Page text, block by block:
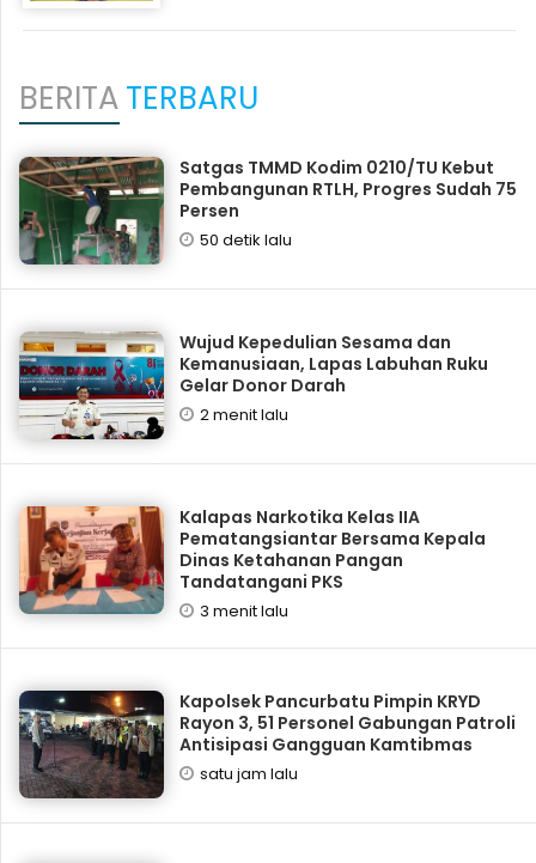
BERITATERBARU
Satgas TMMD Kodim 0210/TU Kebut
Pembangunan RTLH, Progres Sudah 75
Persen
50 detik lalu
Wujud Kepedulian Sesama dan
Kemanusiaan, Lapas Labuhan Ruku
Gelar Donor Darah
2 menit lalu
Kalapas Narkotika Kelas IIA
Pematangsiantar Bersama Kepala
Dinas Ketahanan Pangan
Tandatangani PKS
3 menit lalu
Kapolsek Pancurbatu Pimpin KRYD
Rayon 3, 51 Personel Gabungan Patroli
Antisipasi Gangguan Kamtibmas
satu jam lalu